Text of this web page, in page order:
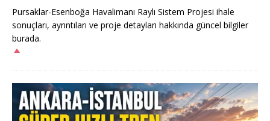
Pursaklar-Esenboğa Havalimanı Raylı Sistem Projesi ihale
sonuçları, ayrıntıları ve proje detayları hakkında güncel bilgiler
burada.